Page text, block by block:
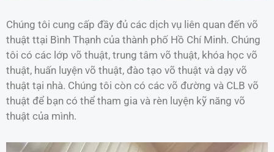
Chúng tôi cung cấp đầy đủ các dịch vụ liên quan đến võ
thuật ttại Bình Thạnh của thành phố Hồ Chí Minh. Chúng
tôi có các lớp võ thuật, trung tâm võ thuật, khóa học võ
thuật, huấn luyện võ thuật, đào tạo võ thuật và dạy võ
thuật tại nhà. Chúng tôi còn có các võ đường và CLB võ
thuật để bạn có thể tham gia và rèn luyện kỹ năng võ
thuật của mình.